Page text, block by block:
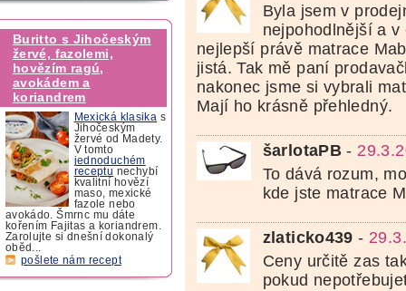
Buritto s Jihočeským
žervé, fazolemi,
hovězím ragú,
avokádem a
koriandrem
Mexická klasika s
Jihočeským
žervé od Madety.
V tomto
jednoduchém
receptu nechybí
kvalitní hovězí
maso, mexické
fazole nebo
avokádo. Šmrnc mu dáte
kořením Fajitas a koriandrem.
Zarolujte si dnešní dokonalý
oběd...
pošlete nám recept
Byla jsem v
nejpohodlnější a
nejlepší právě matrace
jistá. Tak mě paní
nakonec jsme si vybrali
Mají ho krásně přehledný.
šarlotaPB -
To dává rozum,
kde jste matrace
zlaticko439 -
Ceny určitě zas
pokud